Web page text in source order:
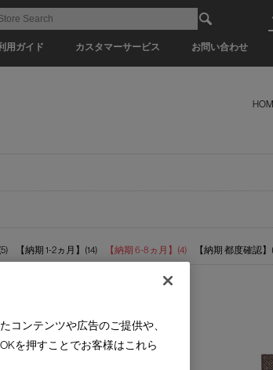
用ガイド カスタマーサービス お問い合わせ
【納期 1-2ヵ月】(14) 【納期 6-8ヵ月】(4) 【納期 都度確認】
コンテンツや広告のご提供や、
を押すことでお客様はこれら